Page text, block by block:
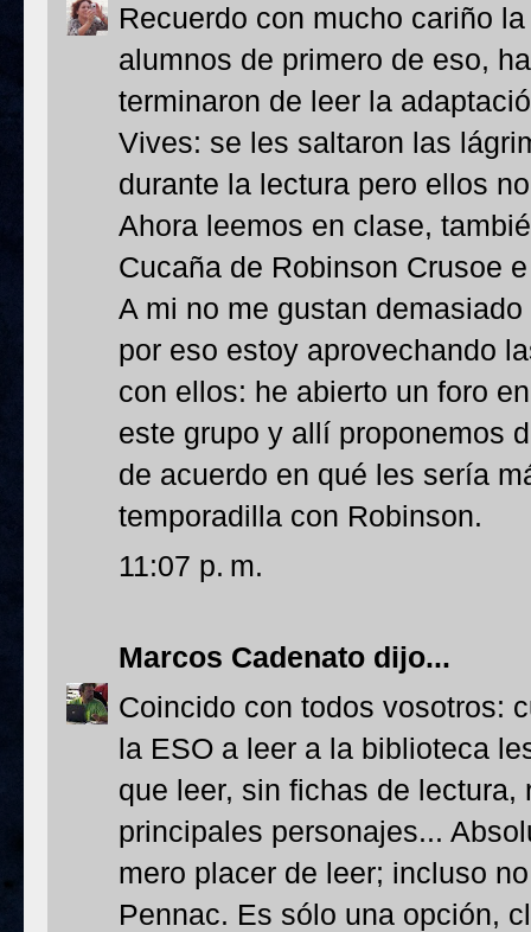
Recuerdo con mucho cariño
alumnos de primero de eso,
terminaron de leer la
Vives: se les saltaron las
durante la lectura pero ellos
Ahora leemos en clase,
Cucaña de Robinson Crusoe
A mi no me gustan
por eso estoy aprovechando
con ellos: he abierto un foro
este grupo y allí proponemos
de acuerdo en qué les sería
temporadilla con Robinson.
11:07 p. m.
Marcos Cadenato dijo...
Coincido con todos vosotros:
la ESO a leer a la biblioteca
que leer, sin fichas de
principales personajes...
mero placer de leer; incluso
Pennac. Es sólo una opción,